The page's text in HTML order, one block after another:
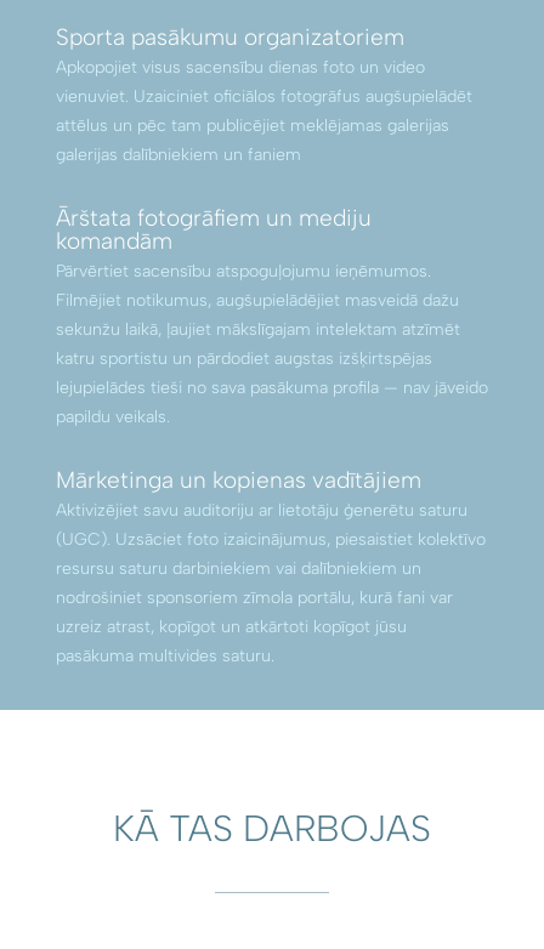
Sporta pasākumu organizatoriem
Apkopojiet visus sacensību dienas foto un video
vienuviet. Uzaiciniet oficiālos fotogrāfus augšupielādēt
attēlus un pēc tam publicējiet meklējamas galerijas
galerijas dalībniekiem un faniem
Ārštata fotogrāfiem un mediju
komandām
Pārvērtiet sacensību atspoguļojumu ieņēmumos.
Filmējiet notikumus, augšupielādējiet masveidā dažu
sekunžu laikā, ļaujiet mākslīgajam intelektam atzīmēt
katru sportistu un pārdodiet augstas izšķirtspējas
lejupielādes tieši no sava pasākuma profila — nav jāveido
papildu veikals.
Mārketinga un kopienas vadītājiem
Aktivizējiet savu auditoriju ar lietotāju ģenerētu saturu
(UGC). Uzsāciet foto izaicinājumus, piesaistiet kolektīvo
resursu saturu darbiniekiem vai dalībniekiem un
nodrošiniet sponsoriem zīmola portālu, kurā fani var
uzreiz atrast, kopīgot un atkārtoti kopīgot jūsu
pasākuma multivides saturu.
KĀ TAS DARBOJAS